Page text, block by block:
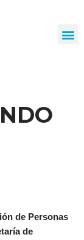
de Personas
de